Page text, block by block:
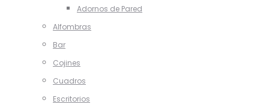
Adornos de Pared
Alfombras
Bar
Cojines
Cuadros
Escritorios